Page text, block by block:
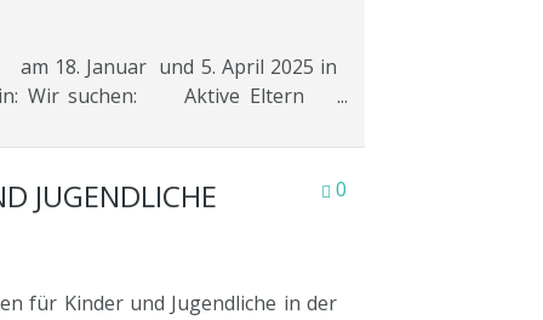
und 5. April 2025 in
Wir suchen: Aktive Eltern
Tag 1: Eltern-Kind-Turnen in
Kind-Turngruppe im Verein geleitet
2: Ehrfahrungsaustausch und
alle Teilnehmer*innen Anfangs-
Aktivierung der Eltern Eltern-Kind-
wie mit den Kindern? Welche
0
JUGENDLICHE
für Kinder und Jugendliche in der